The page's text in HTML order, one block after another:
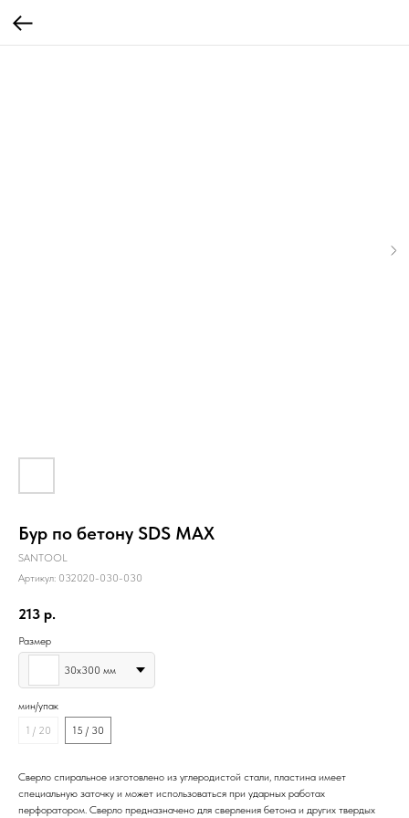
Бур по бетону SDS MAX
SANTOOL
Артикул: 032020-030-030
213 р.
Размер
30х300 мм
мин/упак
1 / 20
15 / 30
Сверло спиральное изготовлено из углеродистой стали, пластина имеет
специальную заточку и может использоваться при ударных работах
перфоратором. Сверло предназначено для сверления бетона и других твердых